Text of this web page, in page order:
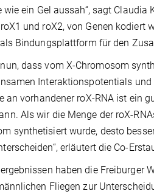
wie ein Gel aussah“, sagt
und roX2, von Genen
Bindungsplattform für den
dass vom X-Chromosom
Interaktionspotentials
an vorhandener roX-RNA ist ein
Als wir die Menge der roX-
synthetisiert wurde, desto
erläutert die Co-
haben die Freiburger
Fliegen zur